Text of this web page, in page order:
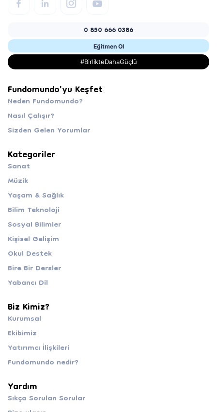
0 850 666 0386
Eğitmen Ol
#BirlikteDahaGüçlü
Fundomundo'yu Keşfet
Neden Fundomundo?
Nasıl Çalışır?
Sizden Gelen Yorumlar
Kategoriler
Sanat
Müzik
Yaşam & Sağlık
Bilim Teknoloji
Sosyal Bilimler
Kişisel Gelişim
Okul Destek
Bire Bir Dersler
Yabancı Dil
Biz Kimiz?
Kurumsal
Ekibimiz
Yatırımcı İlişkileri
Fundomundo nedir?
Yardım
Sıkça Sorulan Sorular